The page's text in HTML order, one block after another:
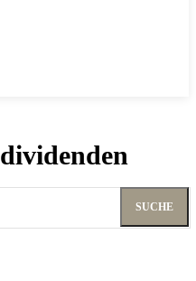
dividenden
SUCHE